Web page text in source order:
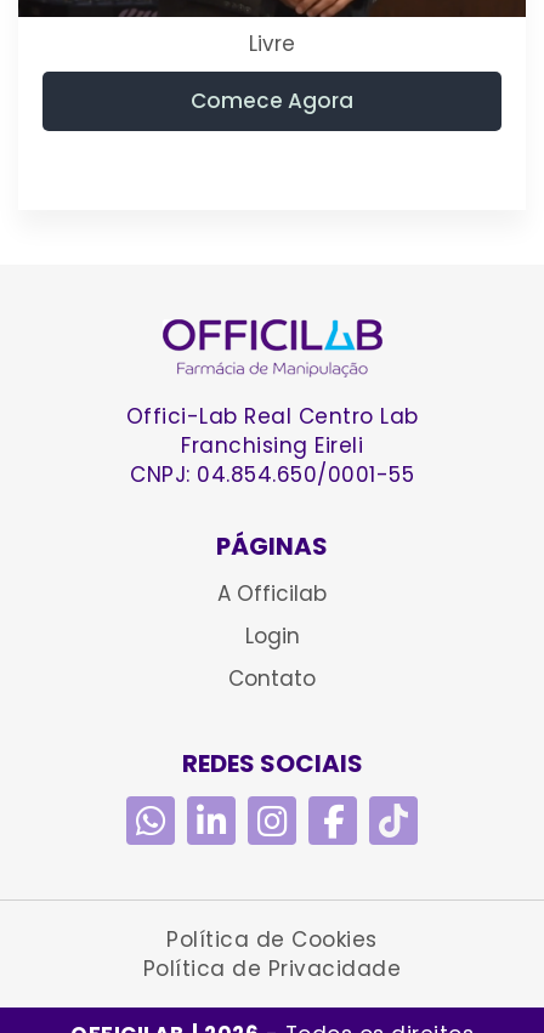
Livre
Comece Agora
Offici-Lab Real Centro Lab
Franchising Eireli
CNPJ: 04.854.650/0001-55
PÁGINAS
A Officilab
Login
Contato
REDES SOCIAIS
Política de Cookies
Política de Privacidade